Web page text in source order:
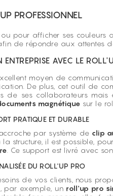
PROFESSIONNEL
ou pour afficher ses
de répondre aux attentes
ENTREPRISE AVEC LE
moyen de
De plus, cet outil de
de ses collaborateurs mais
magnétique sur le
PRATIQUE ET DURABLE
par système de clip
structure, il est possible,
. Ce support est livré avec son
DU ROLL'UP PRO
de vos clients, nous
par exemple, un roll'up pro